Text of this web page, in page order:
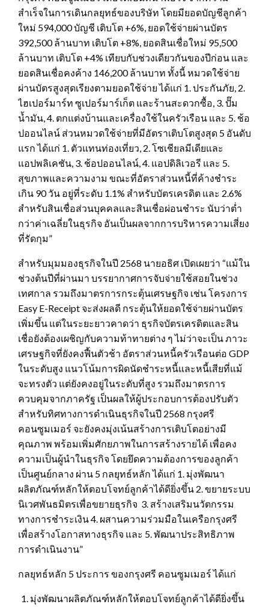
สำเร็จในการเดินกลยุทธ์ของบริษัท โดยมียอดบัญชีลูกค้า
ใหม่ 594,000 บัญชี เติบโต +6%, ยอดใช้จ่ายผ่านบัตร
392,500 ล้านบาท เติบโต +8%, ยอดสินเชื่อใหม่ 95,500
ล้านบาท เติบโต +4% เทียบกับช่วงเดียวกันของปีก่อน และ
ยอดสินเชื่อคงค้าง 146,200 ล้านบาท ทั้งนี้ หมวดใช้จ่าย
ผ่านบัตรสูงสุดเรียงตามยอดใช้จ่าย ได้แก่ 1. ประกันภัย, 2.
ไฮเปอร์มาร์ท ซูเปอร์มาร์เก็ต และร้านสะดวกซื้อ, 3. ปั๊ม
น้ำมัน, 4. ตกแต่งบ้านและเครื่องใช้ในครัวเรือน และ 5. ช้อ
ปออนไลน์ ส่วนหมวดใช้จ่ายที่มีอัตราเติบโตสูงสุด 5 อันดับ
แรก ได้แก่ 1. ตัวแทนท่องเที่ยว, 2. โซเชียลมีเดียและ
แอปพลิเคชัน, 3. ช้อปออนไลน์, 4. แอปดิลิเวอรี และ 5.
สุขภาพและความงาม ขณะที่อัตราส่วนหนี้ที่ค้างชำระ
เกิน 90 วัน อยู่ที่ระดับ 1.1% สำหรับบัตรเครดิต และ 2.6%
สำหรับสินเชื่อส่วนบุคคลและสินเชื่อผ่อนชำระ นับว่าต่ำ
กว่าค่าเฉลี่ยในธุรกิจ อันเป็นผลจากการบริหารความเสี่ยง
ที่รัดกุม”
สำหรับมุมมองธุรกิจในปี 2568 นายอธิศ เปิดเผยว่า “แม้ใน
ช่วงต้นปีที่ผ่านมา บรรยากาศการจับจ่ายใช้สอยในช่วง
เทศกาล รวมถึงมาตรการกระตุ้นเศรษฐกิจ เช่น โครงการ
Easy E-Receipt จะส่งผลดี กระตุ้นให้ยอดใช้จ่ายผ่านบัตร
เพิ่มขึ้น แต่ในระยะยาวคาดว่า ธุรกิจบัตรเครดิตและสิน
เชื่อยังต้องเผชิญกับความท้าทายต่าง ๆ ไม่ว่าจะเป็น ภาวะ
เศรษฐกิจที่ยังคงฟื้นตัวช้า อัตราส่วนหนี้ครัวเรือนต่อ GDP
ในระดับสูง แนวโน้มการผิดนัดชำระหนี้และหนี้เสียที่แม้
จะทรงตัว แต่ยังคงอยู่ในระดับที่สูง รวมถึงมาตรการ
ควบคุมจากภาครัฐ เป็นผลให้ผู้ประกอบการต้องปรับตัว
สำหรับทิศทางการดำเนินธุรกิจในปี 2568 กรุงศรี
คอนซูมเมอร์ จะยังคงมุ่งเน้นสร้างการเติบโตอย่างมี
คุณภาพ พร้อมเพิ่มศักยภาพในการสร้างรายได้ เพื่อคง
ความเป็นผู้นำในธุรกิจ โดยยึดความต้องการของลูกค้า
เป็นศูนย์กลาง ผ่าน 5 กลยุทธ์หลัก ได้แก่ 1. มุ่งพัฒนา
ผลิตภัณฑ์หลักให้ตอบโจทย์ลูกค้าได้ดียิ่งขึ้น 2. ขยายระบบ
นิเวศพันธมิตรเพื่อขยายธุรกิจ 3. สร้างเสริมนวัตกรรม
ทางการชำระเงิน 4. ผสานความร่วมมือในเครือกรุงศรี
เพื่อสร้างโอกาสทางธุรกิจ และ 5. พัฒนาประสิทธิภาพ
การดำเนินงาน”
กลยุทธ์หลัก 5 ประการ ของกรุงศรี คอนซูมเมอร์ ได้แก่
มุ่งพัฒนาผลิตภัณฑ์หลักให้ตอบโจทย์ลูกค้าได้ดียิ่งขึ้น